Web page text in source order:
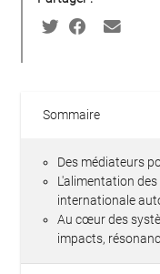
Sommaire
Des médiateurs
L'alimentation
internationale
Au cœur des
impacts,